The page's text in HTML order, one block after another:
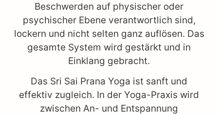
Beschwerden auf physischer oder
psychischer Ebene verantwortlich sind,
lockern und nicht selten ganz auflösen. Das
gesamte System wird gestärkt und in
Einklang gebracht.
Das Sri Sai Prana Yoga ist sanft und
effektiv zugleich. In der Yoga-Praxis wird
zwischen An- und Entspannung